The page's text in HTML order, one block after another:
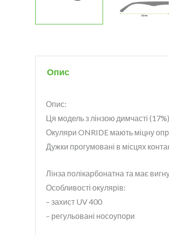
Опис
Опис:
Ця модель з лінзою димчасті
Окуляри ONRIDE мають міцну
Дужки прогумовані в місцях
Лінза полікарбонатна та має
Особливості окулярів:
– захист UV 400
– регульовані носоупори